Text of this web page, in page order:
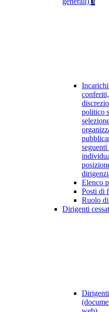
politico
Elenco
Posti di
Ruolo
Dirigenti